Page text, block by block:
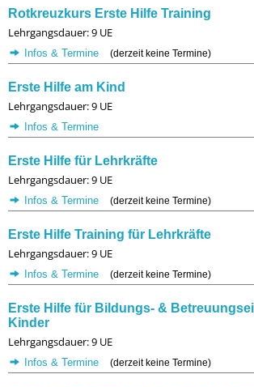
Rotkreuzkurs Erste Hilfe Training
Lehrgangsdauer: 9 UE
Infos & Termine (derzeit keine Termine)
Erste Hilfe am Kind
Lehrgangsdauer: 9 UE
Infos & Termine
Erste Hilfe für Lehrkräfte
Lehrgangsdauer: 9 UE
Infos & Termine (derzeit keine Termine)
Erste Hilfe Training für Lehrkräfte
Lehrgangsdauer: 9 UE
Infos & Termine (derzeit keine Termine)
Erste Hilfe für Bildungs- &
Kinder
Lehrgangsdauer: 9 UE
Infos & Termine (derzeit keine Termine)